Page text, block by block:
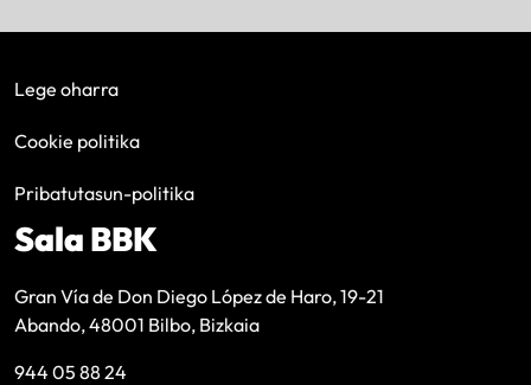
Lege oharra
Cookie politika
Pribatutasun-politika
Sala BBK
Gran Vía de Don Diego López de Haro, 19-21
Abando, 48001 Bilbo, Bizkaia
944 05 88 24